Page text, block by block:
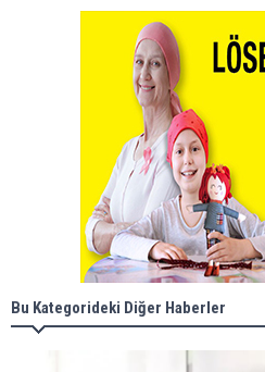
Bu Kategorideki Diğer Haberler